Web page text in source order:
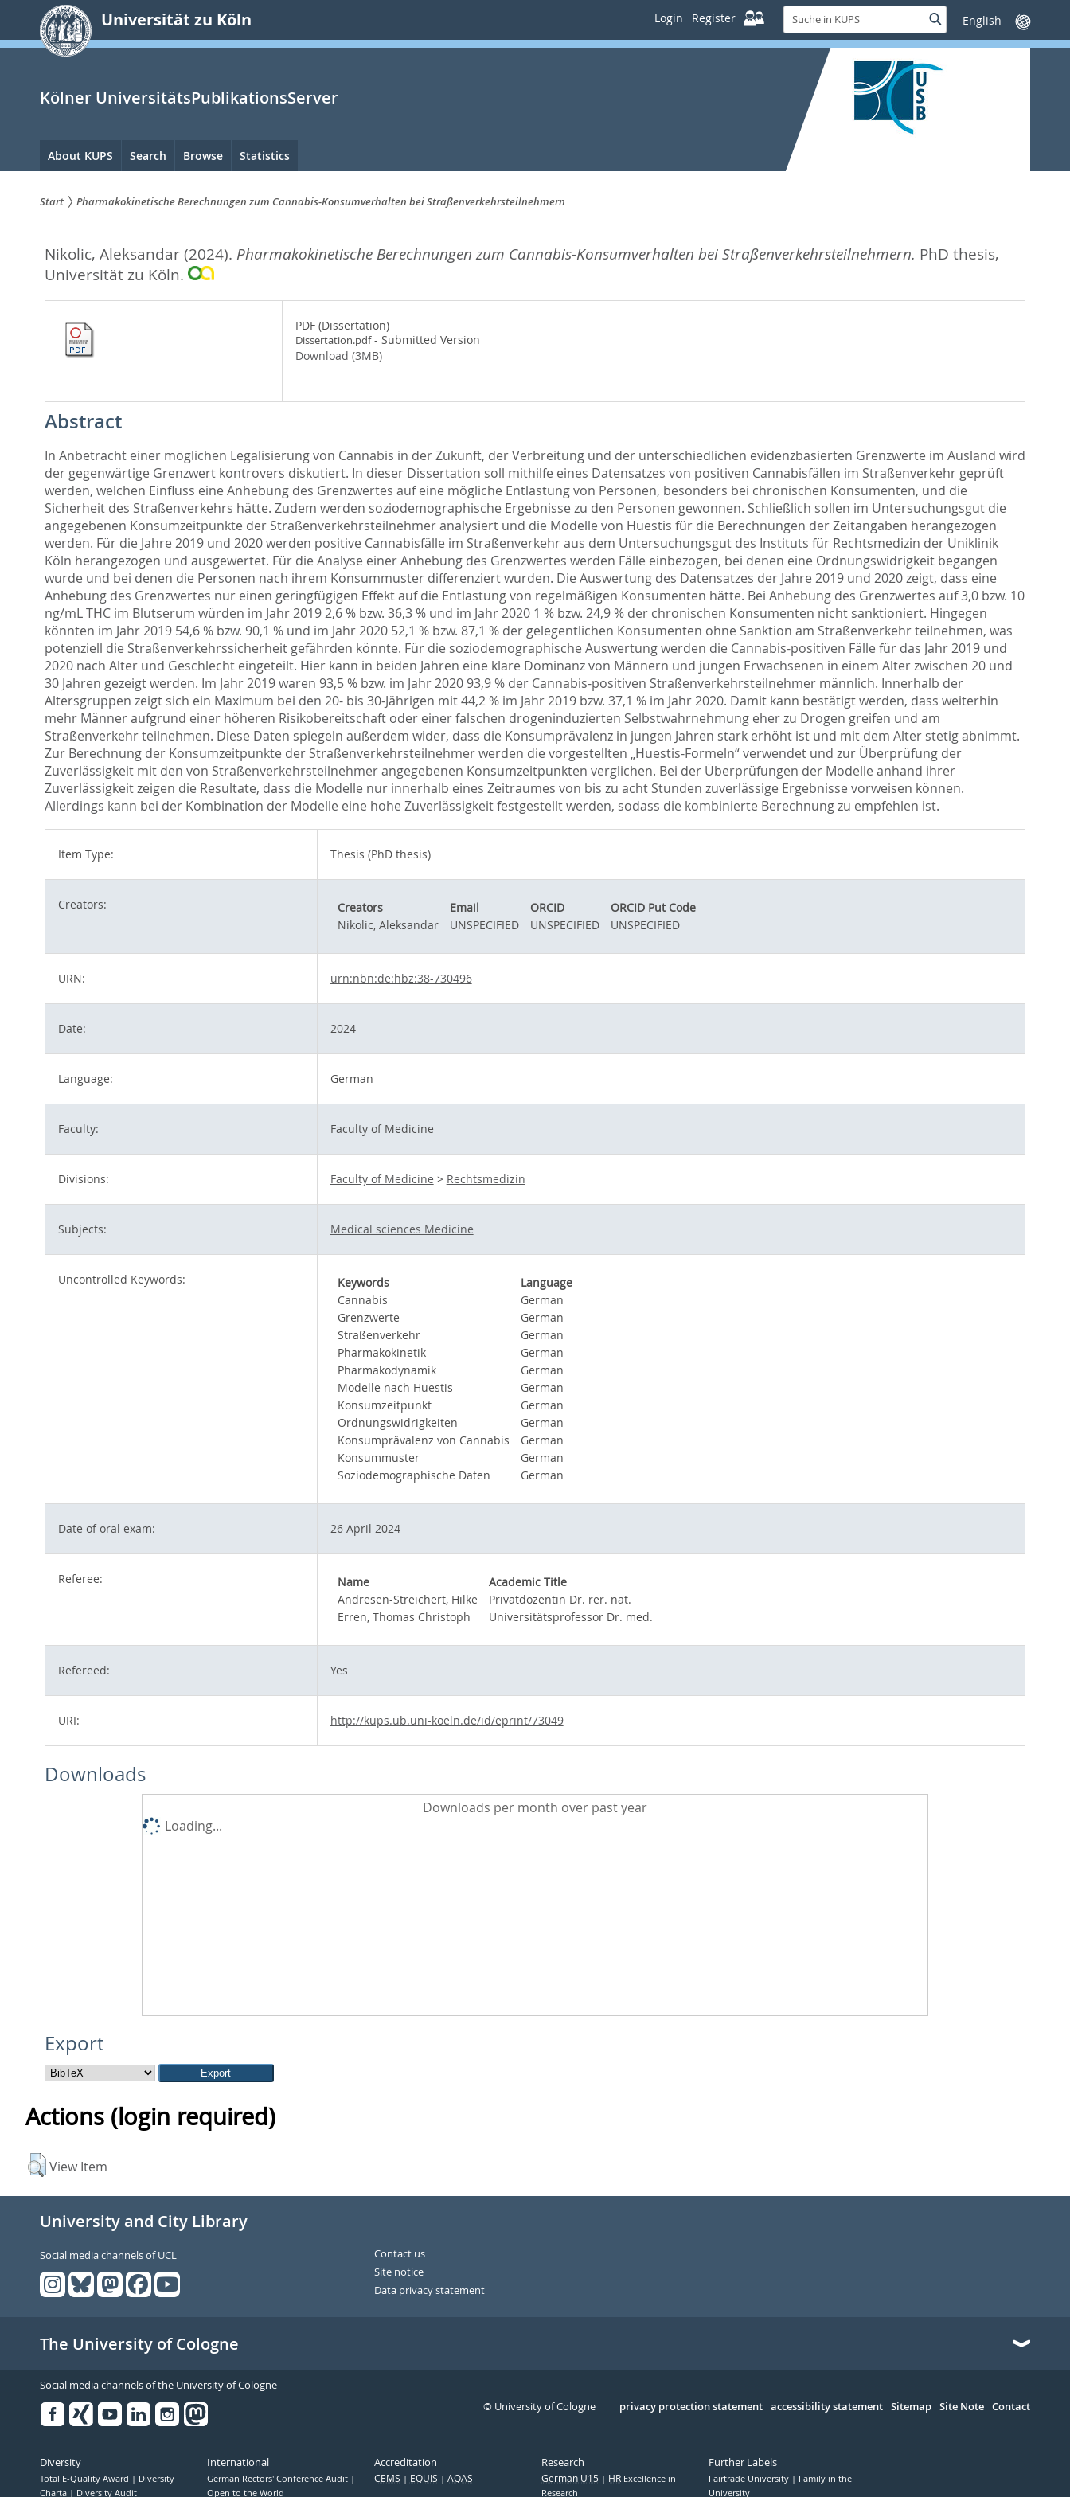
springen
Universität zu Köln Login Register
Suche
in
KUPS
SucheSprache
wechseln
Kölner UniversitätsPublikationsServer
Hauptnavigation
About KUPS Search Browse Statistics
sind
hier:
Start Pharmakokinetische Berechnungen zum Cannabis-Konsumverhalten bei Straßenverkehrsteilnehmern
Nikolic, Aleksandar (2024). Pharmakokinetische Berechnungen zum Cannabis-Konsumverhalten bei Straßenverkehrsteilnehmern. PhD thesis,
Universität zu Köln.
PDF (Dissertation)
Dissertation.pdf- Submitted Version
Download (3MB)
Abstract
In Anbetracht einer möglichen Legalisierung von Cannabis in der Zukunft, der Verbreitung und der unterschiedlichen evidenzbasierten Grenzwerte im Ausland wird
der gegenwärtige Grenzwert kontrovers diskutiert. In dieser Dissertation soll mithilfe eines Datensatzes von positiven Cannabisfällen im Straßenverkehr geprüft
werden, welchen Einfluss eine Anhebung des Grenzwertes auf eine mögliche Entlastung von Personen, besonders bei chronischen Konsumenten, und die
Sicherheit des Straßenverkehrs hätte. Zudem werden soziodemographische Ergebnisse zu den Personen gewonnen. Schließlich sollen im Untersuchungsgut die
angegebenen Konsumzeitpunkte der Straßenverkehrsteilnehmer analysiert und die Modelle von Huestis für die Berechnungen der Zeitangaben herangezogen
werden. Für die Jahre 2019 und 2020 werden positive Cannabisfälle im Straßenverkehr aus dem Untersuchungsgut des Instituts für Rechtsmedizin der Uniklinik
Köln herangezogen und ausgewertet. Für die Analyse einer Anhebung des Grenzwertes werden Fälle einbezogen, bei denen eine Ordnungswidrigkeit begangen
wurde und bei denen die Personen nach ihrem Konsummuster differenziert wurden. Die Auswertung des Datensatzes der Jahre 2019 und 2020 zeigt, dass eine
Anhebung des Grenzwertes nur einen geringfügigen Effekt auf die Entlastung von regelmäßigen Konsumenten hätte. Bei Anhebung des Grenzwertes auf 3,0 bzw. 10
ng/mL THC im Blutserum würden im Jahr 2019 2,6 % bzw. 36,3 % und im Jahr 2020 1 % bzw. 24,9 % der chronischen Konsumenten nicht sanktioniert. Hingegen
könnten im Jahr 2019 54,6 % bzw. 90,1 % und im Jahr 2020 52,1 % bzw. 87,1 % der gelegentlichen Konsumenten ohne Sanktion am Straßenverkehr teilnehmen, was
potenziell die Straßenverkehrssicherheit gefährden könnte. Für die soziodemographische Auswertung werden die Cannabis-positiven Fälle für das Jahr 2019 und
2020 nach Alter und Geschlecht eingeteilt. Hier kann in beiden Jahren eine klare Dominanz von Männern und jungen Erwachsenen in einem Alter zwischen 20 und
30 Jahren gezeigt werden. Im Jahr 2019 waren 93,5 % bzw. im Jahr 2020 93,9 % der Cannabis-positiven Straßenverkehrsteilnehmer männlich. Innerhalb der
Altersgruppen zeigt sich ein Maximum bei den 20- bis 30-Jährigen mit 44,2 % im Jahr 2019 bzw. 37,1 % im Jahr 2020. Damit kann bestätigt werden, dass weiterhin
mehr Männer aufgrund einer höheren Risikobereitschaft oder einer falschen drogeninduzierten Selbstwahrnehmung eher zu Drogen greifen und am
Straßenverkehr teilnehmen. Diese Daten spiegeln außerdem wider, dass die Konsumprävalenz in jungen Jahren stark erhöht ist und mit dem Alter stetig abnimmt.
Zur Berechnung der Konsumzeitpunkte der Straßenverkehrsteilnehmer werden die vorgestellten „Huestis-Formeln“ verwendet und zur Überprüfung der
Zuverlässigkeit mit den von Straßenverkehrsteilnehmer angegebenen Konsumzeitpunkten verglichen. Bei der Überprüfungen der Modelle anhand ihrer
Zuverlässigkeit zeigen die Resultate, dass die Modelle nur innerhalb eines Zeitraumes von bis zu acht Stunden zuverlässige Ergebnisse vorweisen können.
Allerdings kann bei der Kombination der Modelle eine hohe Zuverlässigkeit festgestellt werden, sodass die kombinierte Berechnung zu empfehlen ist.
Item Type: Thesis (PhD thesis)
Creators: Creators Email ORCID
ORCID Put Code
Nikolic, Aleksandar
UNSPECIFIED UNSPECIFIED UNSPECIFIED
URN: urn:nbn:de:hbz:38-730496
Date: 2024
Language: German
Faculty: Faculty of Medicine
Divisions: Faculty of Medicine > Rechtsmedizin
Subjects: Medical sciences Medicine
Uncontrolled Keywords: Keywords
Language
Cannabis
German
Grenzwerte
German
Straßenverkehr
German
Pharmakokinetik
German
Pharmakodynamik
German
Modelle nach Huestis
German
Konsumzeitpunkt
German
Ordnungswidrigkeiten
German
Konsumprävalenz von Cannabis
German
Konsummuster
German
Soziodemographische Daten
German
Date of oral exam: 26 April 2024
Referee: Name
Academic Title
Andresen-Streichert, Hilke
Privatdozentin Dr. rer. nat.
Erren, Thomas Christoph
Universitätsprofessor Dr. med.
Refereed: Yes
URI: http://kups.ub.uni-koeln.de/id/eprint/73049
Downloads
Downloads per month over past year
Loading...
Export
Actions (login required)
View Item
University and City Library
Social media channels of UCL
Contact us
Site notice
Data privacy statement
The University of Cologne
Social media channels of the University of Cologne
Serivce
privacy protection statement accessibility statement Sitemap Site Note Contact
© University of Cologne
Diversity
Total E-Quality Award
Diversity
Charta
Diversity Audit
International
German Rectors' Conference Audit
Open to the World
Accreditation
CEMS EQUIS AQAS
Research
German U15 HRExcellence in
Research
Further Labels
Fairtrade University
Family in the
University